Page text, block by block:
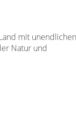
mit unendlichen
Natur und